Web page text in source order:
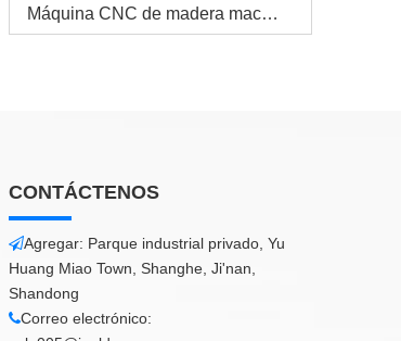
Máquina CNC de madera maciza
CONTÁCTENOS
Agregar: Parque industrial privado, Yu
Huang Miao Town, Shanghe, Ji'nan,
Shandong
Correo electrónico: